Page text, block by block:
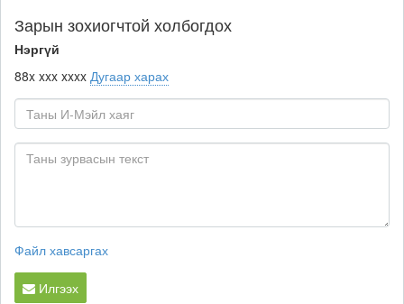
Зарын зохиогчтой холбогдох
Нэргүй
88x xxx xxxx Дугаар харах
Файл хавсаргах
Илгээх